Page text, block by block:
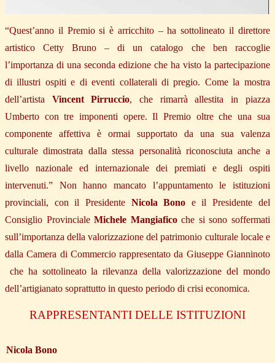
“Quest’anno il Premio si è arricchito – ha sottolineato il direttore
artistico Cetty Bruno – di un catalogo che ben raccoglie
l’importanza di una seconda edizione che ha visto la partecipazione
di illustri ospiti e di eventi collaterali di pregio. Come la mostra
dell’artista Vincent Pirruccio, che rimarrà allestita in piazza
Umberto con tre imponenti opere. Il Premio oltre che una sua
componente affettiva è ormai supportato da una sua valenza
culturale dimostrata dalla stessa personalità riconosciuta anche a
livello nazionale ed internazionale dei premiati e degli ospiti
intervenuti.” Non hanno mancato l’appuntamento le istituzioni
provinciali, con il Presidente Nicola Bono e il Presidente del
Consiglio ProvincialeMichele Mangiaficoche si sono soffermati
sull’importanza della valorizzazione del patrimonio culturale locale e
dalla Camera di Commercio rappresentato da Giuseppe Gianninoto
che ha sottolineato la rilevanza della valorizzazione del mondo
dell’artigianato soprattutto in questo periodo di crisi economica.
RAPPRESENTANTI DELLE ISTITUZIONI
Nicola Bono